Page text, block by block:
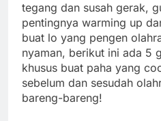
tegang dan susah gerak,
pentingnya warming up
buat lo yang pengen
nyaman, berikut ini ada 5
khusus buat paha yang
sebelum dan sesudah
bareng-bareng!